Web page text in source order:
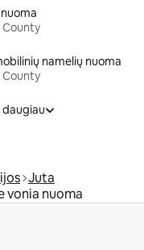
namelių nuoma
daugiau
Juta
vonia nuoma